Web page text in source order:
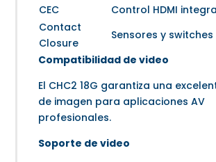
CEC
Control HDMI
Contact
Closure
Sensores y
Compatibilidad de video
El CHC2 18G garantiza una
de imagen para aplicaciones AV
profesionales.
Soporte de video